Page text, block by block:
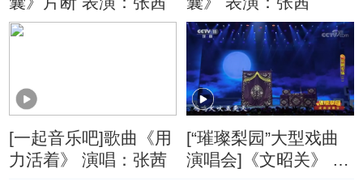
[一起音乐吧]歌曲《用
力活着》 演唱：张茜
[“璀璨梨园”大型戏曲
演唱会]《文昭关》 表